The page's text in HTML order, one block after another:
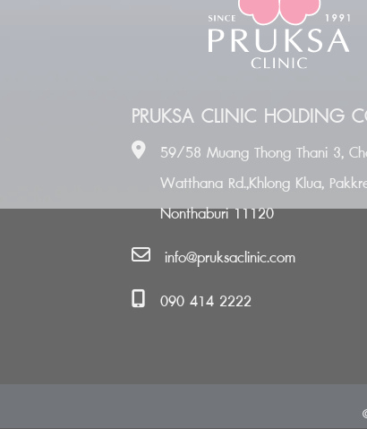
PRUKSA CLINIC HOLDING
59/58 Muang Thong Thani 3,
Watthana Rd.,Khlong Klua,
Nonthaburi 11120
info@pruksaclinic.com
090 414 2222